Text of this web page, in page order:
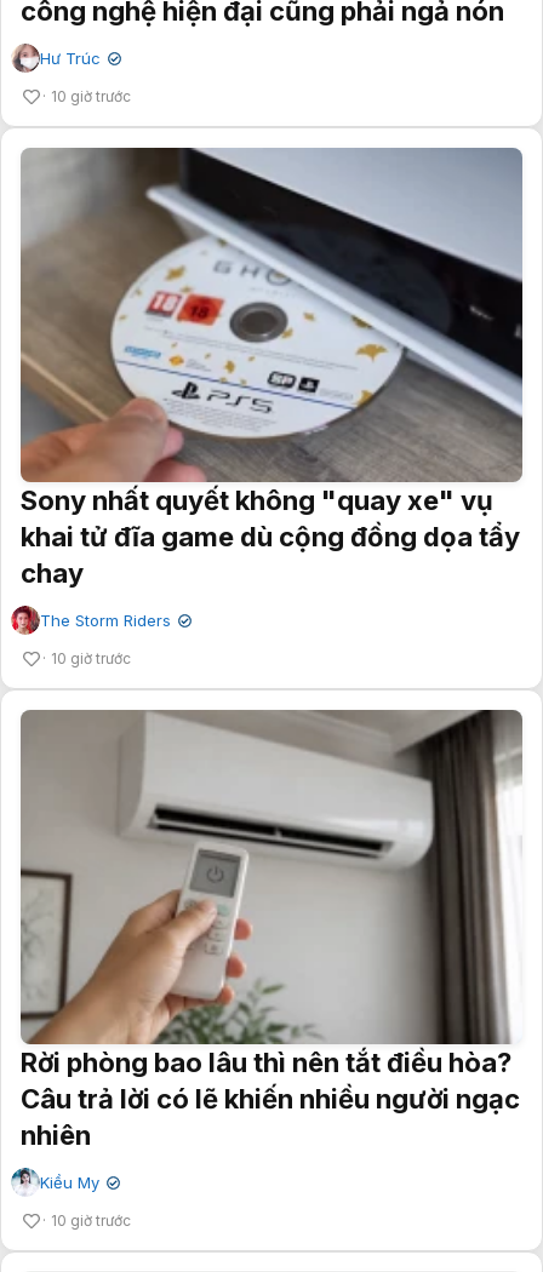
công nghệ hiện đại cũng phải ngả nón
Hư Trúc ✔
10 giờ trước
Sony nhất quyết không "quay xe" vụ
khai tử đĩa game dù cộng đồng dọa tẩy
chay
The Storm Riders ✔
10 giờ trước
Rời phòng bao lâu thì nên tắt điều hòa?
Câu trả lời có lẽ khiến nhiều người ngạc
nhiên
Kiều My ✔
10 giờ trước